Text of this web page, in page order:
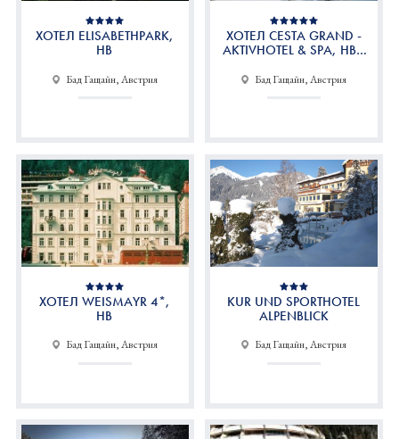
ХОТЕЛ ELISABETHPARK,
HB
Бад Гащайн, Австрия
ХОТЕЛ CESTA GRAND -
AKTIVHOTEL & SPA, HB (
Бад Гащайн, Австрия
ХОТЕЛ WEISMAYR 4*,
HB
Бад Гащайн, Австрия
KUR UND SPORTHOTEL
ALPENBLICK
Бад Гащайн, Австрия